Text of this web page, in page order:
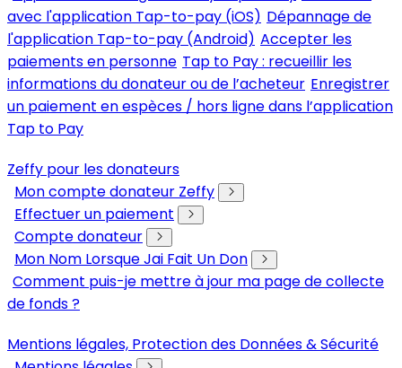
avec l'application Tap-to-pay (iOS) Dépannage de
l'application Tap-to-pay (Android) Accepter les
paiements en personne Tap to Pay : recueillir les
informations du donateur ou de l’acheteur Enregistrer
un paiement en espèces / hors ligne dans l’application
Tap to Pay
Zeffy pour les donateurs
Mon compte donateur Zeffy
Effectuer un paiement
Compte donateur
Mon Nom Lorsque Jai Fait Un Don
Comment puis-je mettre à jour ma page de collecte
de fonds ?
Mentions légales, Protection des Données & Sécurité